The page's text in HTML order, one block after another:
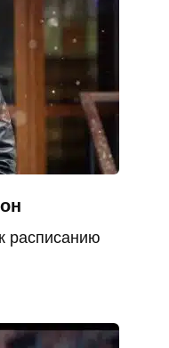
расписанию